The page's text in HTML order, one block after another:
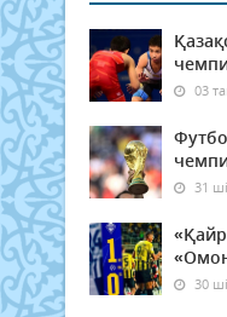
03
31
30